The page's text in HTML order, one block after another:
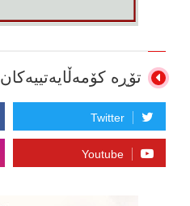
تۆڕە کۆمەڵایەتییەکان